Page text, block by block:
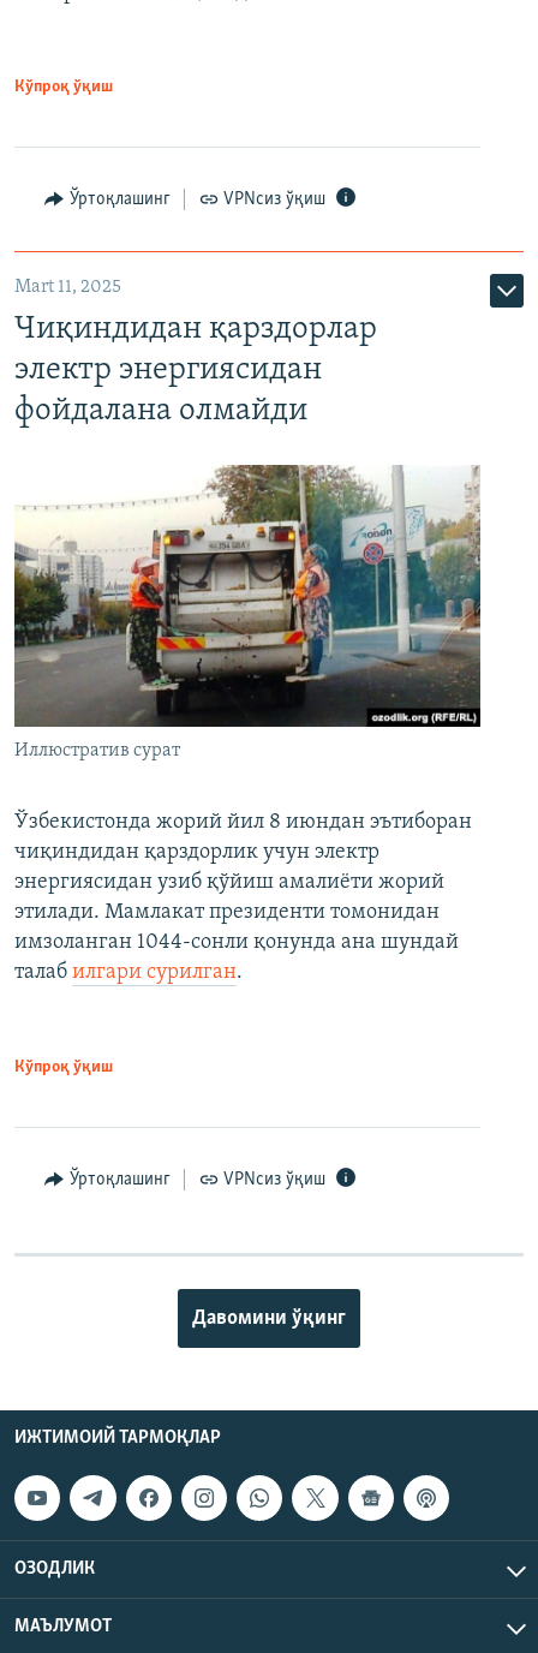
Кўпроқ ўқиш
Ўртоқлашинг VPNсиз ўқиш
Mart 11, 2025
Чиқиндидан қарздорлар
электр энергиясидан
фойдалана олмайди
Иллюстратив сурат
Ўзбекистонда жорий йил 8 июндан эътиборан
чиқиндидан қарздорлик учун электр
энергиясидан узиб қўйиш амалиёти жорий
этилади. Мамлакат президенти томонидан
имзоланган 1044-сонли қонунда ана шундай
талаб илгари сурилган.
Кўпроқ ўқиш
Ўртоқлашинг VPNсиз ўқиш
Давомини ўқинг
ИЖТИМОИЙ ТАРМОҚЛАР
ОЗОДЛИК
МАЪЛУМОТ